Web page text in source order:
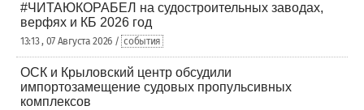
#ЧИТАЮКОРАБЕЛ на судостроительных заводах,
верфях и КБ 2026 год
13:13 , 07 Августа 2026 / события
ОСК и Крыловский центр обсудили
импортозамещение судовых пропульсивных
комплексов